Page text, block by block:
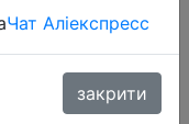
в телеграм
Чат Аліекспресс
закрити